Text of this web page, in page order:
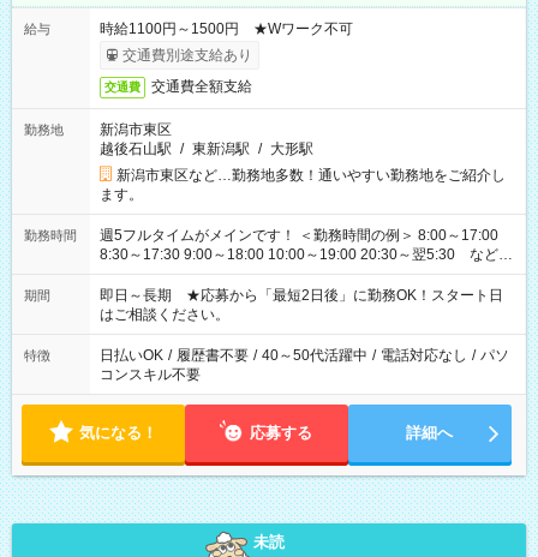
給与
時給1100円～1500円 ★Wワーク不可
交通費別途支給あり
交通費 交通費全額支給
勤務地
新潟市東区
越後石山駅 / 東新潟駅 / 大形駅
新潟市東区など…勤務地多数！通いやすい勤務地をご紹介し
ます。
勤務時間
週5フルタイムがメインです！ ＜勤務時間の例＞ 8:00～17:00
8:30～17:30 9:00～18:00 10:00～19:00 20:30～翌5:30 など ★
その他にも勤務時間多数！ 日勤のみ、残業なし、交替制など
ご希望を教えてください！
期間
即日～長期 ★応募から「最短2日後」に勤務OK！スタート日
はご相談ください。
特徴 日払いOK / 履歴書不要 / 40～50代活躍中 / 電話対応なし / パソ
コンスキル不要
気になる！ 応募する 詳細へ
未読